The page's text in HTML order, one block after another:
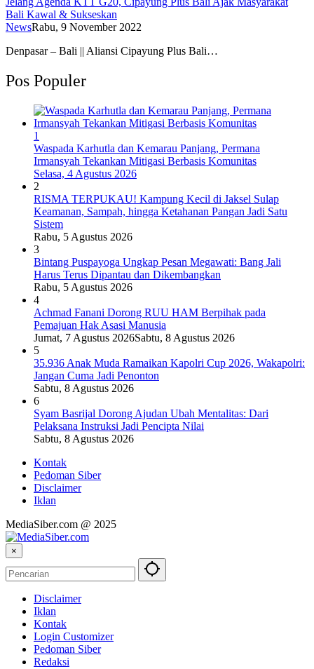
Bali Kawal & Sukseskan
NewsRabu, 9 November 2022
Denpasar – Bali || Aliansi Cipayung Plus Bali…
Pos Populer
1
Waspada Karhutla dan Kemarau Panjang, Permana
Irmansyah Tekankan Mitigasi Berbasis Komunitas
Selasa, 4 Agustus 2026
2
RISMA TERPUKAU! Kampung Kecil di Jaksel Sulap
Keamanan, Sampah, hingga Ketahanan Pangan Jadi Satu
Sistem
Rabu, 5 Agustus 2026
3
Bintang Puspayoga Ungkap Pesan Megawati: Bang Jali
Harus Terus Dipantau dan Dikembangkan
Rabu, 5 Agustus 2026
4
Achmad Fanani Dorong RUU HAM Berpihak pada
Pemajuan Hak Asasi Manusia
Jumat, 7 Agustus 2026Sabtu, 8 Agustus 2026
5
35.936 Anak Muda Ramaikan Kapolri Cup 2026, Wakapolri:
Jangan Cuma Jadi Penonton
Sabtu, 8 Agustus 2026
6
Syam Basrijal Dorong Ajudan Ubah Mentalitas: Dari
Pelaksana Instruksi Jadi Pencipta Nilai
Sabtu, 8 Agustus 2026
Kontak
Pedoman Siber
Disclaimer
Iklan
MediaSiber.com @ 2025
×
Disclaimer
Iklan
Kontak
Login Customizer
Pedoman Siber
Redaksi